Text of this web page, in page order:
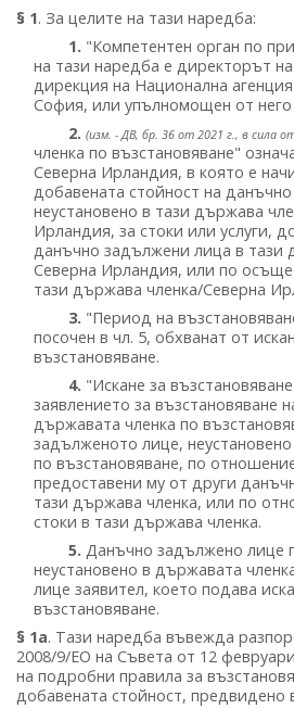
§ 1. За целите на тази наредба:
1. "Компетентен орган по
на тази наредба е директорът
дирекция на Национална
София, или упълномощен от
2. (изм. - ДВ, бр. 36 от 2021 г., в сила
членка по възстановяване"
Северна Ирландия, в която е
добавената стойност на
неустановено в тази държава
Ирландия, за стоки или услуги,
данъчно задължени лица в тази
Северна Ирландия, или по
тази държава членка/Северна
3. "Период на
посочен в чл. 5, обхванат от
възстановяване.
4. "Искане за
заявлението за възстановяване
държавата членка по
задълженото лице,
по възстановяване, по
предоставени му от други
тази държава членка, или по
стоки в тази държава членка.
5. Данъчно задължено лице
неустановено в държавата
лице заявител, което подава
възстановяване.
§ 1а. Тази наредба въвежда
2008/9/ЕО на Съвета от 12
на подробни правила за
добавената стойност, предвидено